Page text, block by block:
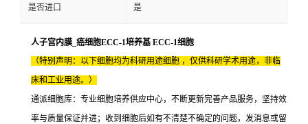
是否进口 是
人子宫内膜_癌细胞ECC-1培养基 ECC-1细胞
（特别声明：以下细胞均为科研用途细胞 ，仅供科研学术用途，非临
床和工业用途。）
通派细胞库：专业细胞培养供应中心，不断更新完善产品服务，坚持效
率与质量保证并进；收到细胞后如有不清楚不确定的问题，发消息或留